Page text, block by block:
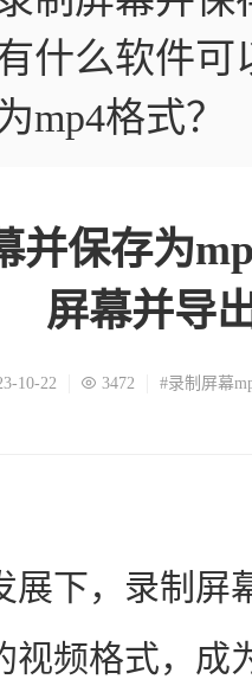
什么软件可
mp4格式？
并保存为
屏幕并导
10-22 3472 #录制屏幕
展下，录制屏
视频格式，成